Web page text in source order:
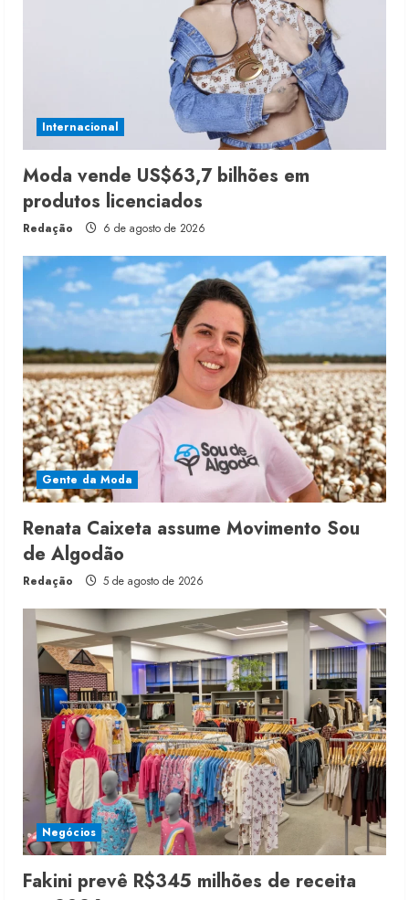
Internacional
Moda vende US$63,7 bilhões em
produtos licenciados
Redação 6 de agosto de 2026
Gente da Moda
Renata Caixeta assume Movimento Sou
de Algodão
Redação 5 de agosto de 2026
Negócios
Fakini prevê R$345 milhões de receita